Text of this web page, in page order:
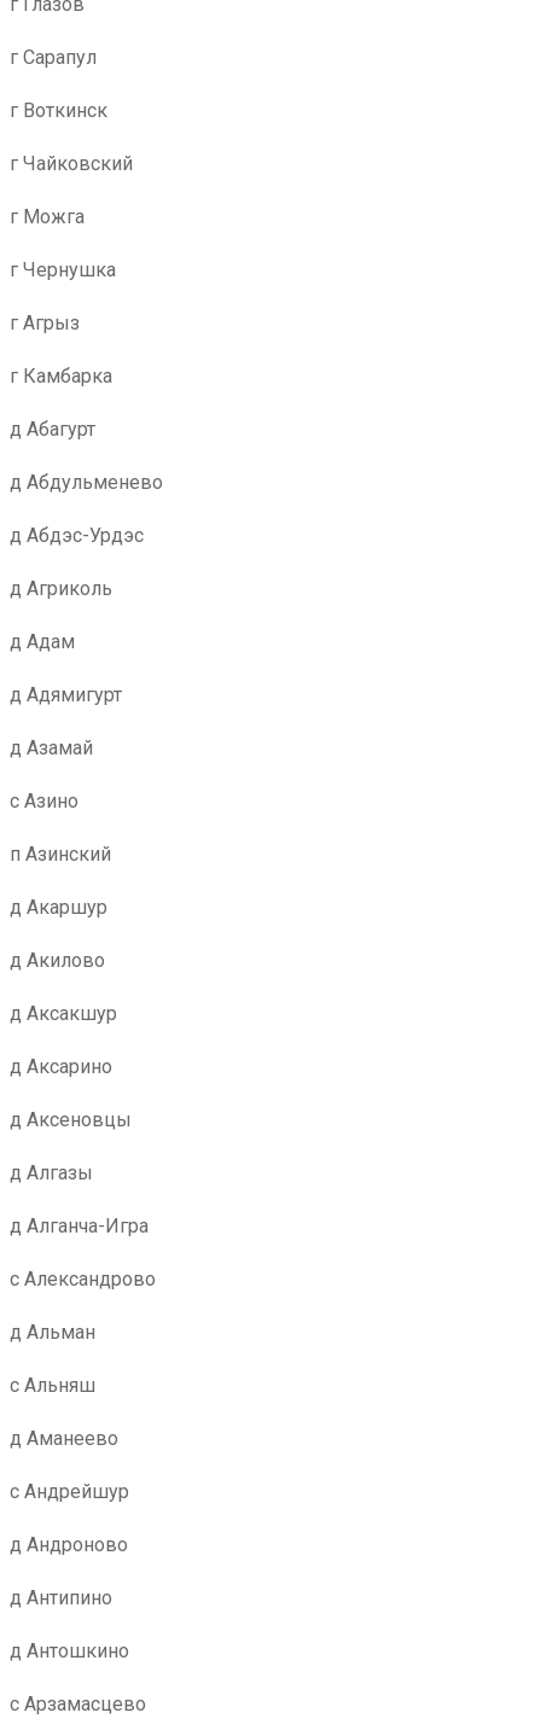
г Сарапул
г Воткинск
г Чайковский
г Можга
г Чернушка
г Агрыз
г Камбарка
д Абагурт
д Абдульменево
д Абдэс-Урдэс
д Агриколь
д Адам
д Адямигурт
д Азамай
с Азино
п Азинский
д Акаршур
д Акилово
д Аксакшур
д Аксарино
д Аксеновцы
д Алгазы
д Алганча-Игра
с Александрово
д Альман
с Альняш
д Аманеево
с Андрейшур
д Андроново
д Антипино
д Антошкино
с Арзамасцево